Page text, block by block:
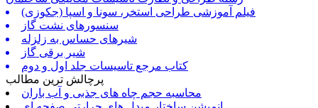
فیلم آموزشی طراحی استخر، سونا و اسپا (جکوزی)
سنسورهای نشت گاز
شیرهای حساس به زلزله
شیر برقی گاز
کتاب مرجع تاسیسات جلد اول و دوم
پرچالش ترین مطالب
محاسبه حجم چاه های جذبی و آب باران